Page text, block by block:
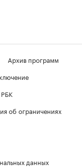
Архив программ
об ограничениях
данных